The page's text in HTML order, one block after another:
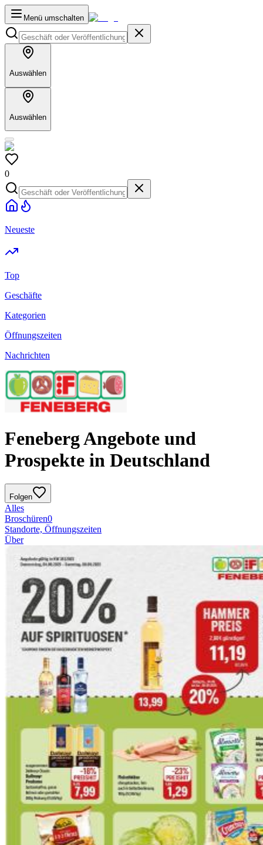
Menü umschalten
Auswählen
Auswählen
0
Neueste
Top
Geschäfte
Kategorien
Öffnungszeiten
Nachrichten
Feneberg Angebote und
Prospekte in Deutschland
Folgen
Alles
Broschüren0
Standorte, Öffnungszeiten
Über